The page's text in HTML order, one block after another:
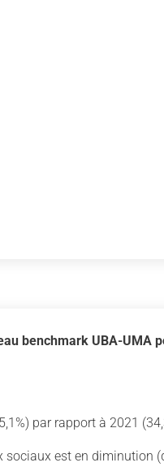
benchmark UBA-UMA
par rapport à 2021
est en diminution